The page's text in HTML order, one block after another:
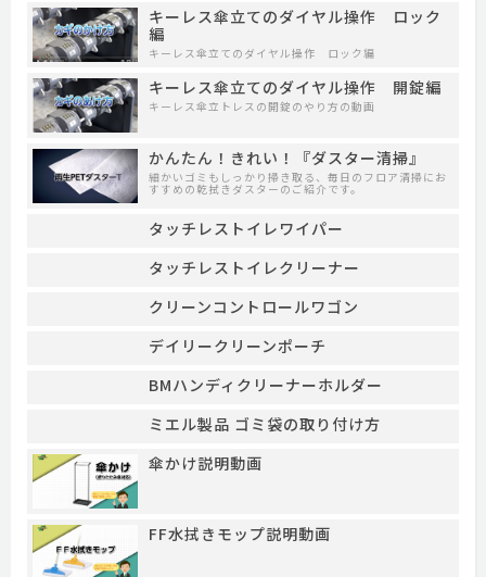
キーレス傘立てのダイヤル操作 ロック
編
キーレス傘立てのダイヤル操作 ロック編
キーレス傘立てのダイヤル操作 開錠編
キーレス傘立トレスの開錠のやり方の動画
かんたん！きれい！『ダスター清掃』
細かいゴミもしっかり掃き取る、毎日のフロア清掃にお
すすめの乾拭きダスターのご紹介です。
タッチレストイレワイパー
タッチレストイレクリーナー
クリーンコントロールワゴン
デイリークリーンポーチ
BMハンディクリーナーホルダー
ミエル製品 ゴミ袋の取り付け方
傘かけ説明動画
FF水拭きモップ説明動画